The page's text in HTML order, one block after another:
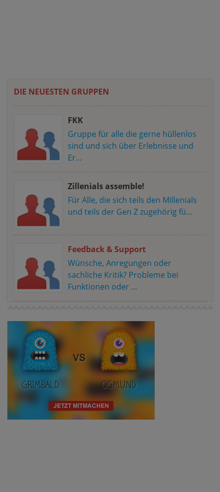
DIE NEUESTEN GRUPPEN
FKK
Gruppe für alle die gerne hüllenlos
sind und sich über Erlebnisse und
Er...
Zillenials assemble!
Für Alle, die sich teils den Millenials
und teils der Gen Z zugehörig fü...
Feedback & Support
Wünsche, Anregungen oder
sachliche Kritik? Probleme bei
Funktionen oder ...